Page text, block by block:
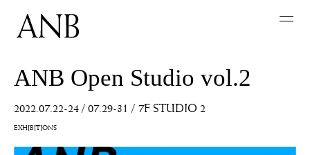
ANB Open Studio vol.2
2022.07.22-24 / 07.29-31 / 7F STUDIO 2
EXHIBITIONS